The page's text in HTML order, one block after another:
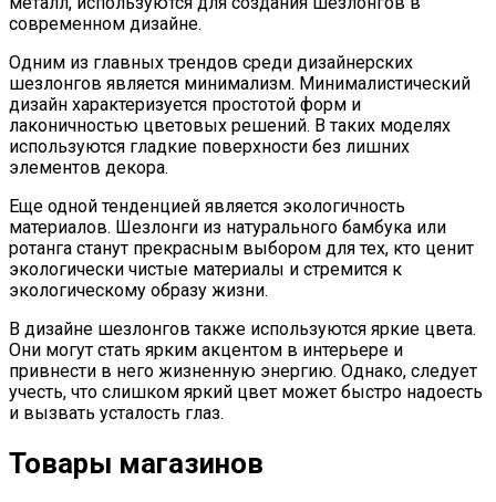
современном дизайне.
Одним из главных трендов среди дизайнерских
шезлонгов является минимализм. Минималистический
дизайн характеризуется простотой форм и
лаконичностью цветовых решений. В таких моделях
используются гладкие поверхности без лишних
элементов декора.
Еще одной тенденцией является экологичность
материалов. Шезлонги из натурального бамбука или
ротанга станут прекрасным выбором для тех, кто ценит
экологически чистые материалы и стремится к
экологическому образу жизни.
В дизайне шезлонгов также используются яркие цвета.
Они могут стать ярким акцентом в интерьере и
привнести в него жизненную энергию. Однако, следует
учесть, что слишком яркий цвет может быстро надоесть
и вызвать усталость глаз.
Товары магазинов